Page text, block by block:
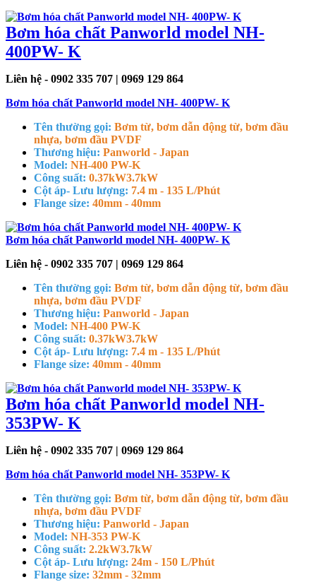
Bơm hóa chất Panworld model NH-
400PW- K
Liên hệ - 0902 335 707 | 0969 129 864
Bơm hóa chất Panworld model NH- 400PW- K
Tên thường gọi: Bơm từ, bơm dẫn động từ, bơm đầu
nhựa, bơm đầu PVDF
Thương hiệu: Panworld - Japan
Model: NH-400 PW-K
Công suất: 0.37kW3.7kW
Cột áp- Lưu lượng: 7.4 m - 135 L/Phút
Flange size: 40mm - 40mm
Bơm hóa chất Panworld model NH- 400PW- K
Liên hệ - 0902 335 707 | 0969 129 864
Tên thường gọi: Bơm từ, bơm dẫn động từ, bơm đầu
nhựa, bơm đầu PVDF
Thương hiệu: Panworld - Japan
Model: NH-400 PW-K
Công suất: 0.37kW3.7kW
Cột áp- Lưu lượng: 7.4 m - 135 L/Phút
Flange size: 40mm - 40mm
Bơm hóa chất Panworld model NH-
353PW- K
Liên hệ - 0902 335 707 | 0969 129 864
Bơm hóa chất Panworld model NH- 353PW- K
Tên thường gọi: Bơm từ, bơm dẫn động từ, bơm đầu
nhựa, bơm đầu PVDF
Thương hiệu: Panworld - Japan
Model: NH-353 PW-K
Công suất: 2.2kW3.7kW
Cột áp- Lưu lượng: 24m - 150 L/Phút
Flange size: 32mm - 32mm